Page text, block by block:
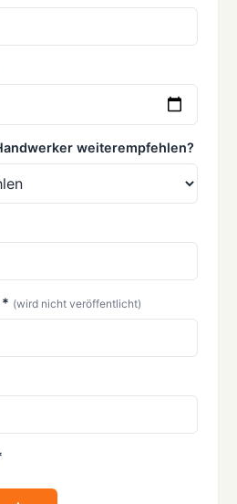
weiterempfehlen?
* (wird nicht veröffentlicht)